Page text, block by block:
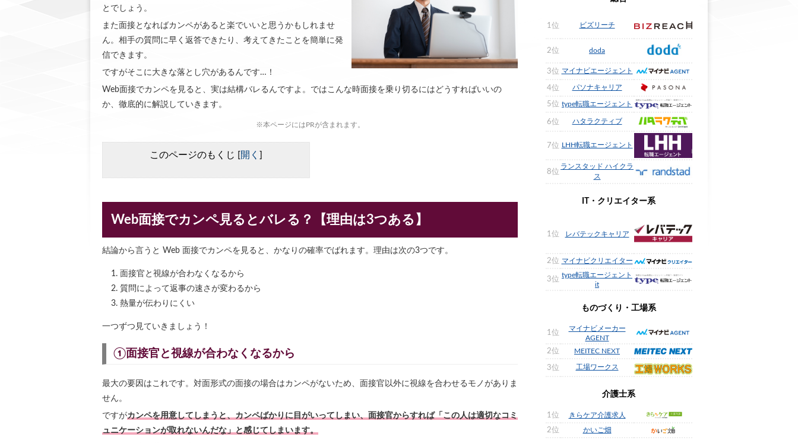
とでしょう。
また面接となればカンペがあると楽でいいと思うかもしれませ
ん。相手の質問に早く返答できたり、考えてきたことを簡単に発
信できます。
ですがそこに大きな落とし穴があるんです…！
Web面接でカンペを見ると、実は結構バレるんですよ。ではこんな時面接を乗り切るにはどうすればいいの
か、徹底的に解説していきます。
※本ページにはPRが含まれます。
このページのもくじ [開く ]
Web面接でカンペ見るとバレる？【理由は3つある】
結論から言うと Web 面接でカンペを見ると、かなりの確率でばれます。理由は次の3つです。
面接官と視線が合わなくなるから
質問によって返事の速さが変わるから
熱量が伝わりにくい
一つずつ見ていきましょう！
①面接官と視線が合わなくなるから
最大の要因はこれです。対面形式の面接の場合はカンペがないため、面接官以外に視線を合わせるモノがありま
せん。
ですがカンペを用意してしまうと、カンペばかりに目がいってしまい、面接官からすれば「この人は適切なコミ
ュニケーションが取れないんだな」と感じてしまいます。
1位 ビズリーチ
2位 doda
3位 マイナビエージェント
4位 パソナキャリア
5位 type転職エージェント
6位 ハタラクティブ
7位 LHH転職エージェント
8位
ランスタッド ハイクラ
ス
IT・クリエイター系
1位 レバテックキャリア
2位 マイナビクリエイター
3位
type転職エージェント
it
ものづくり・工場系
1位
マイナビメーカー
AGENT
2位 MEITEC NEXT
3位 工場ワークス
介護士系
1位 きらケア介護求人
2位 かいご畑